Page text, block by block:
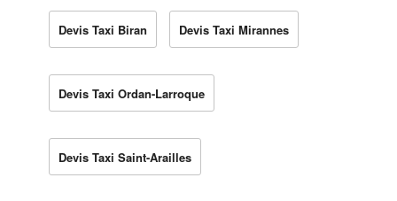
Devis Taxi Biran Devis Taxi Mirannes
Devis Taxi Ordan-Larroque
Devis Taxi Saint-Arailles